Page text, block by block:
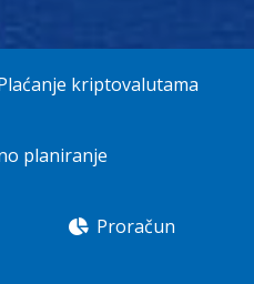
kriptovalutama
planiranje
Proračun